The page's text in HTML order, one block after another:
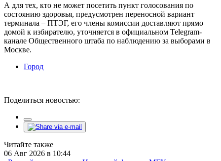
А для тех, кто не может посетить пункт голосования по
состоянию здоровья, предусмотрен переносной вариант
терминала – ПТЭГ, его члены комиссии доставляют прямо
домой к избирателю, уточняется в официальном Telegram-
канале Общественного штаба по наблюдению за выборами в
Москве.
Город
Поделиться новостью:
Читайте также
06 Авг 2026 в 10:44